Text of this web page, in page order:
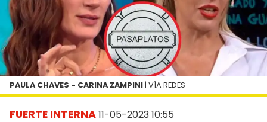
FUERTE INTERNA11-05-2023 10:55
PAULA CHAVES - CARINA ZAMPINI | VÍA REDES